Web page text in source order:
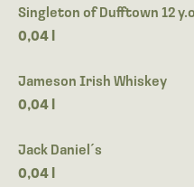
Singleton of Dufftown 12 y.o
0,04 l
Jameson Irish Whiskey
0,04 l
Jack Daniel´s
0,04 l